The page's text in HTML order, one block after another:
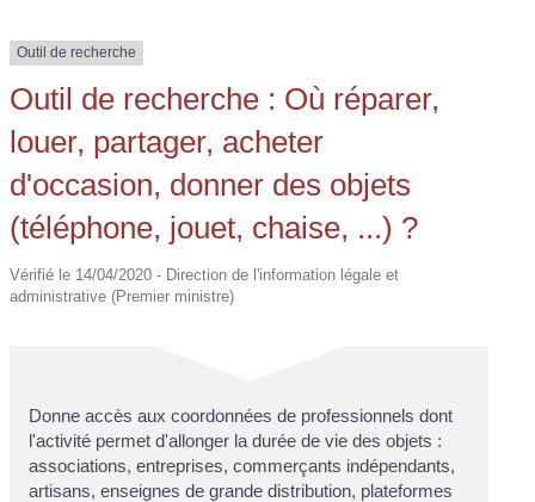
Outil de recherche
Outil de recherche : Où réparer,
louer, partager, acheter
d'occasion, donner des objets
(téléphone, jouet, chaise, ...) ?
Vérifié le 14/04/2020 - Direction de l'information légale et
administrative (Premier ministre)
Donne accès aux coordonnées de professionnels dont
l'activité permet d'allonger la durée de vie des objets :
associations, entreprises, commerçants indépendants,
artisans, enseignes de grande distribution, plateformes